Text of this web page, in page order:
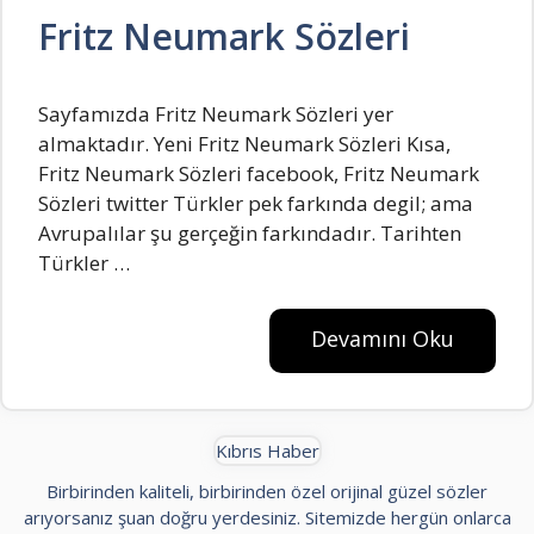
Fritz Neumark Sözleri
Sayfamızda Fritz Neumark Sözleri yer
almaktadır. Yeni Fritz Neumark Sözleri Kısa,
Fritz Neumark Sözleri facebook, Fritz Neumark
Sözleri twitter TürkIer pek farkında degiI; ama
AvrupaIıIar şu gerçeğin farkındadır. Tarihten
TürkIer …
Devamını Oku
Kıbrıs Haber
Birbirinden kaliteli, birbirinden özel orijinal güzel sözler
arıyorsanız şuan doğru yerdesiniz. Sitemizde hergün onlarca